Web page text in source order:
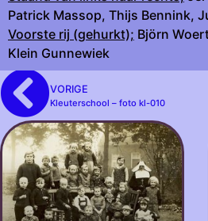
Patrick Massop, Thijs Bennink,
Voorste rij (gehurkt); Björn
Klein Gunnewiek
VORIGE
Kleuterschool – foto kl-010